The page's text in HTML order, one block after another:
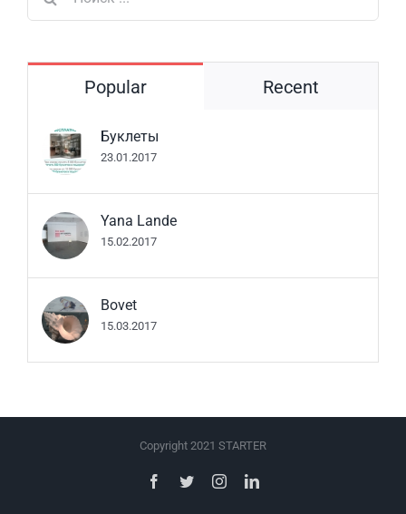
Popular Recent
Буклеты
23.01.2017
Yana Lande
15.02.2017
Bovet
15.03.2017
Copyright 2021 STARTER
Facebook
TwitterInstagramLinkedIn